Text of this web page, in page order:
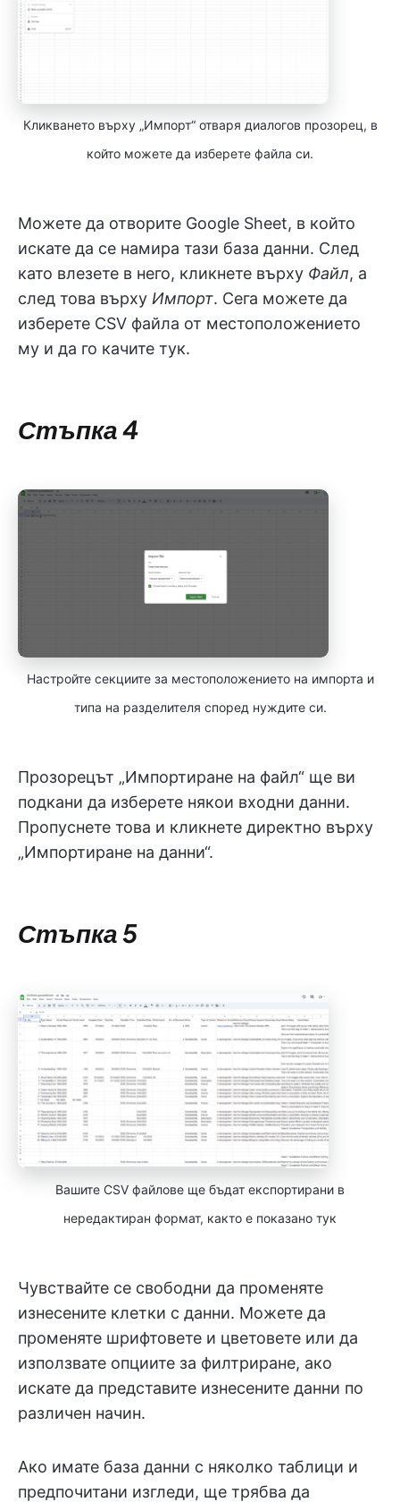
Кликването върху „Импорт“ отваря диалогов прозорец, в
който можете да изберете файла си.
Можете да отворите Google Sheet, в който
искате да се намира тази база данни. След
като влезете в него, кликнете върху Файл, а
след това върху Импорт. Сега можете да
изберете CSV файла от местоположението
му и да го качите тук.
Стъпка 4
Настройте секциите за местоположението на импорта и
типа на разделителя според нуждите си.
Прозорецът „Импортиране на файл“ ще ви
подкани да изберете някои входни данни.
Пропуснете това и кликнете директно върху
„Импортиране на данни“.
Стъпка 5
Вашите CSV файлове ще бъдат експортирани в
нередактиран формат, както е показано тук
Чувствайте се свободни да променяте
изнесените клетки с данни. Можете да
променяте шрифтовете и цветовете или да
използвате опциите за филтриране, ако
искате да представите изнесените данни по
различен начин.
Ако имате база данни с няколко таблици и
предпочитани изгледи, ще трябва да